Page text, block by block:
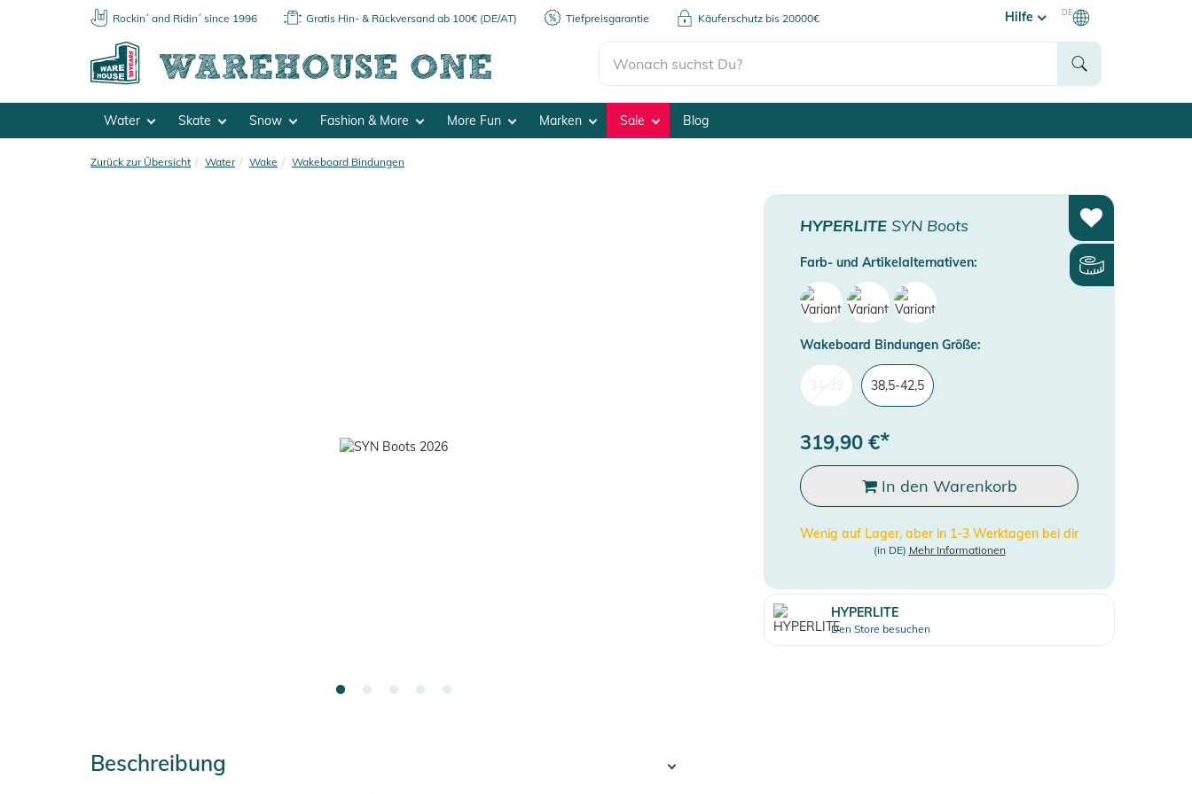
Rockin´ and Ridin´ since 1996 Gratis Hin- & Rückversand ab 100€ (DE/AT) Tiefpreisgarantie Käuferschutz bis 20000€ Hilfe DE
Water Skate Snow Fashion & More More Fun Marken Sale Blog
Zurück zur Übersicht Water Wake Wakeboard Bindungen
HYPERLITE SYN Boots
Farb- und Artikelalternativen:
Wakeboard Bindungen Größe:
38,5-42,5
319,90 €*
In den Warenkorb
Wenig auf Lager, aber in 1-3 Werktagen bei dir
(in DE) Mehr Informationen
HYPERLITE
Den Store besuchen
Beschreibung